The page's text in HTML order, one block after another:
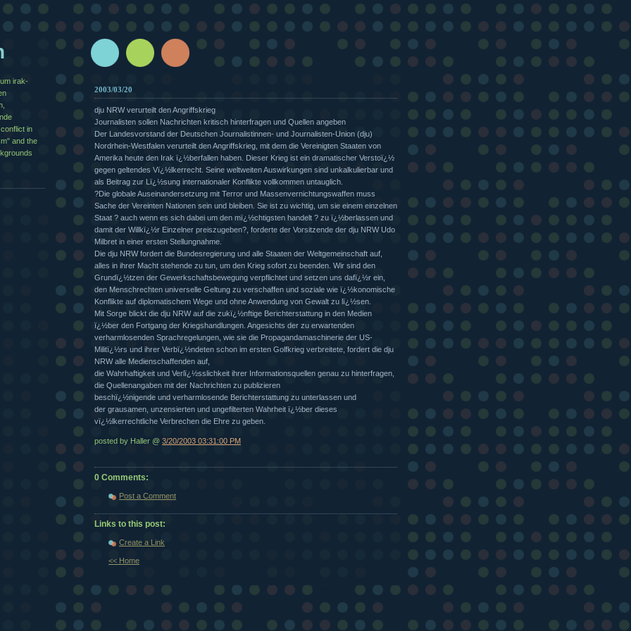
2003/03/20
dju NRW verurteilt den Angriffskrieg
Journalisten sollen Nachrichten kritisch hinterfragen und Quellen angeben
Der Landesvorstand der Deutschen Journalistinnen- und Journalisten-Union (dju)
Nordrhein-Westfalen verurteilt den Angriffskrieg, mit dem die Vereinigten Staaten von
Amerika heute den Irak ï¿½berfallen haben. Dieser Krieg ist ein dramatischer Verstoï¿½
gegen geltendes Vï¿½lkerrecht. Seine weltweiten Auswirkungen sind unkalkulierbar und
als Beitrag zur Lï¿½sung internationaler Konflikte vollkommen untauglich.
?Die globale Auseinandersetzung mit Terror und Massenvernichtungswaffen muss
Sache der Vereinten Nationen sein und bleiben. Sie ist zu wichtig, um sie einem einzelnen
Staat ? auch wenn es sich dabei um den mï¿½chtigsten handelt ? zu ï¿½berlassen und
damit der Willkï¿½r Einzelner preiszugeben?, forderte der Vorsitzende der dju NRW Udo
Milbret in einer ersten Stellungnahme.
Die dju NRW fordert die Bundesregierung und alle Staaten der Weltgemeinschaft auf,
alles in ihrer Macht stehende zu tun, um den Krieg sofort zu beenden. Wir sind den
Grundï¿½tzen der Gewerkschaftsbewegung verpflichtet und setzen uns dafï¿½r ein,
den Menschrechten universelle Geltung zu verschaffen und soziale wie ï¿½konomische
Konflikte auf diplomatischem Wege und ohne Anwendung von Gewalt zu lï¿½sen.
Mit Sorge blickt die dju NRW auf die zukï¿½nftige Berichterstattung in den Medien
ï¿½ber den Fortgang der Kriegshandlungen. Angesichts der zu erwartenden
verharmlosenden Sprachregelungen, wie sie die Propagandamaschinerie der US-
Militï¿½rs und ihrer Verbï¿½ndeten schon im ersten Golfkrieg verbreitete, fordert die dju
NRW alle Medienschaffenden auf,
die Wahrhaftigkeit und Verlï¿½sslichkeit ihrer Informationsquellen genau zu hinterfragen,
die Quellenangaben mit der Nachrichten zu publizieren
beschï¿½nigende und verharmlosende Berichterstattung zu unterlassen und
der grausamen, unzensierten und ungefilterten Wahrheit ï¿½ber dieses
vï¿½lkerrechtliche Verbrechen die Ehre zu geben.
posted by Haller @ 3/20/2003 03:31:00 PM
0 Comments:
Post a Comment
Links to this post:
Create a Link
<< Home
irak-
in
and the